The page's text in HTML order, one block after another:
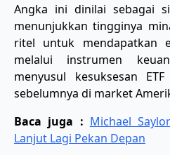
​Angka ini dinilai sebagai
menunjukkan tingginya
ritel untuk mendapatkan
melalui instrumen
menyusul kesuksesan
sebelumnya di market
Baca juga : ​Michael
Lanjut Lagi Pekan Depan